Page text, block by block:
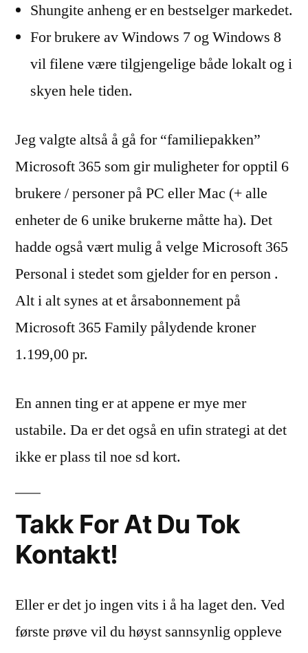
Shungite anheng er en bestselger markedet.
For brukere av Windows 7 og Windows 8
vil filene være tilgjengelige både lokalt og i
skyen hele tiden.
Jeg valgte altså å gå for “familiepakken”
Microsoft 365 som gir muligheter for opptil 6
brukere / personer på PC eller Mac (+ alle
enheter de 6 unike brukerne måtte ha). Det
hadde også vært mulig å velge Microsoft 365
Personal i stedet som gjelder for en person .
Alt i alt synes at et årsabonnement på
Microsoft 365 Family pålydende kroner
1.199,00 pr.
En annen ting er at appene er mye mer
ustabile. Da er det også en ufin strategi at det
ikke er plass til noe sd kort.
Takk For At Du Tok
Kontakt!
Eller er det jo ingen vits i å ha laget den. Ved
første prøve vil du høyst sannsynlig oppleve